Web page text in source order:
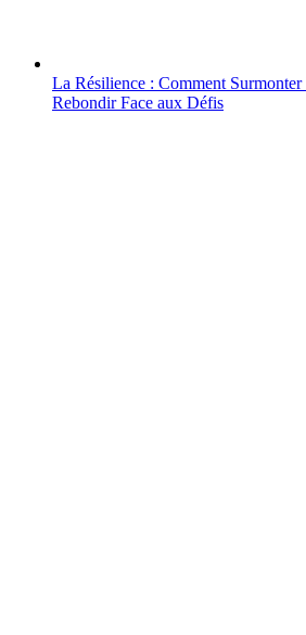
La Résilience : Comment Surmonter
Rebondir Face aux Défis